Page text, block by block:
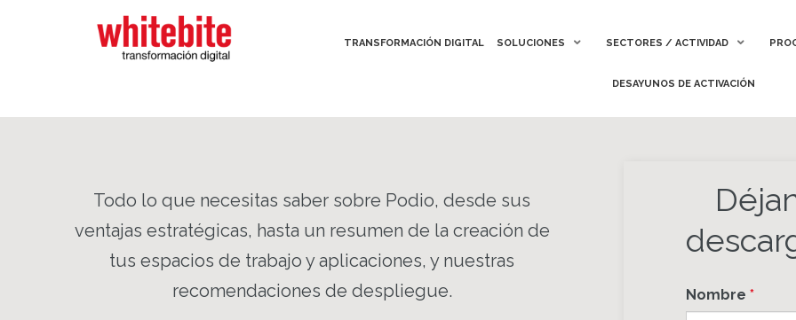
TRANSFORMACIÓN DIGITAL SOLUCIONES SECTORES / ACTIVIDAD
DESAYUNOS DE ACTIVACIÓN
TRANSFORMACIÓN DIGITAL SOLUCIONES SECTORES / ACTIVIDAD
DESAYUNOS DE ACTIVACIÓN
Todo lo que necesitas saber sobre Podio, desde sus
ventajas estratégicas, hasta un resumen de la creación de
tus espacios de trabajo y aplicaciones, y nuestras
recomendaciones de despliegue.
Nombre *